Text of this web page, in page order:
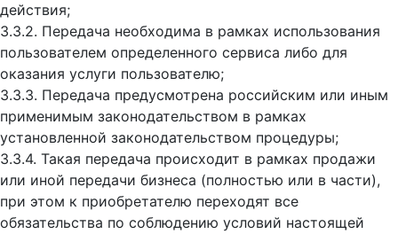
действия;
3.3.2. Передача необходима в рамках использования
пользователем определенного сервиса либо для
оказания услуги пользователю;
3.3.3. Передача предусмотрена российским или иным
применимым законодательством в рамках
установленной законодательством процедуры;
3.3.4. Такая передача происходит в рамках продажи
или иной передачи бизнеса (полностью или в части),
при этом к приобретателю переходят все
обязательства по соблюдению условий настоящей